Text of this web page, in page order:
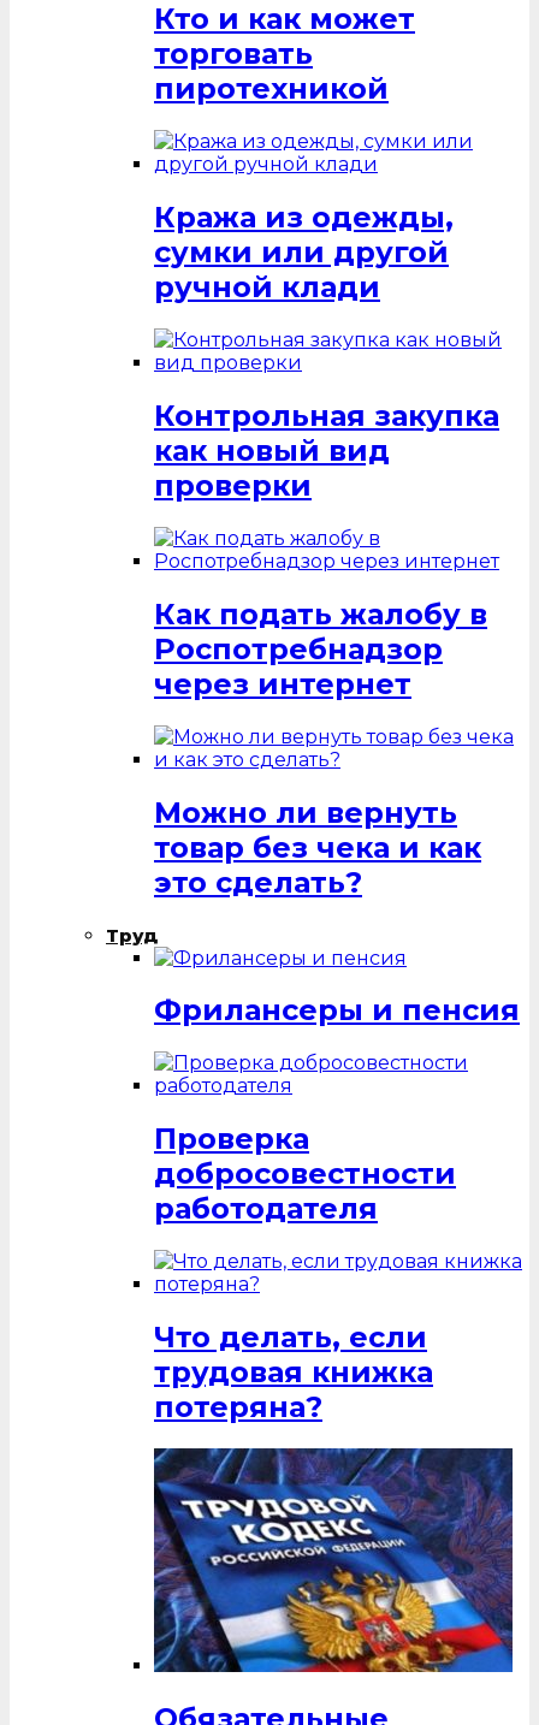
Кто и как может
торговать
пиротехникой
Кража из одежды,
сумки или другой
ручной клади
Контрольная закупка
как новый вид
проверки
Как подать жалобу в
Роспотребнадзор
через интернет
Можно ли вернуть
товар без чека и как
это сделать?
Труд
Фрилансеры и пенсия
Проверка
добросовестности
работодателя
Что делать, если
трудовая книжка
потеряна?